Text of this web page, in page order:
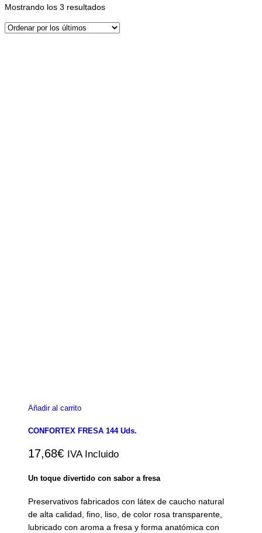
Mostrando los 3 resultadosOrdenado
los
Añadir al carrito
CONFORTEX FRESA 144 Uds.
17,68€ IVA Incluido
Un toque divertido con sabor a fresa
Preservativos fabricados con látex de caucho natural
de alta calidad, fino, liso, de color rosa transparente,
lubricado con aroma a fresa y forma anatómica con